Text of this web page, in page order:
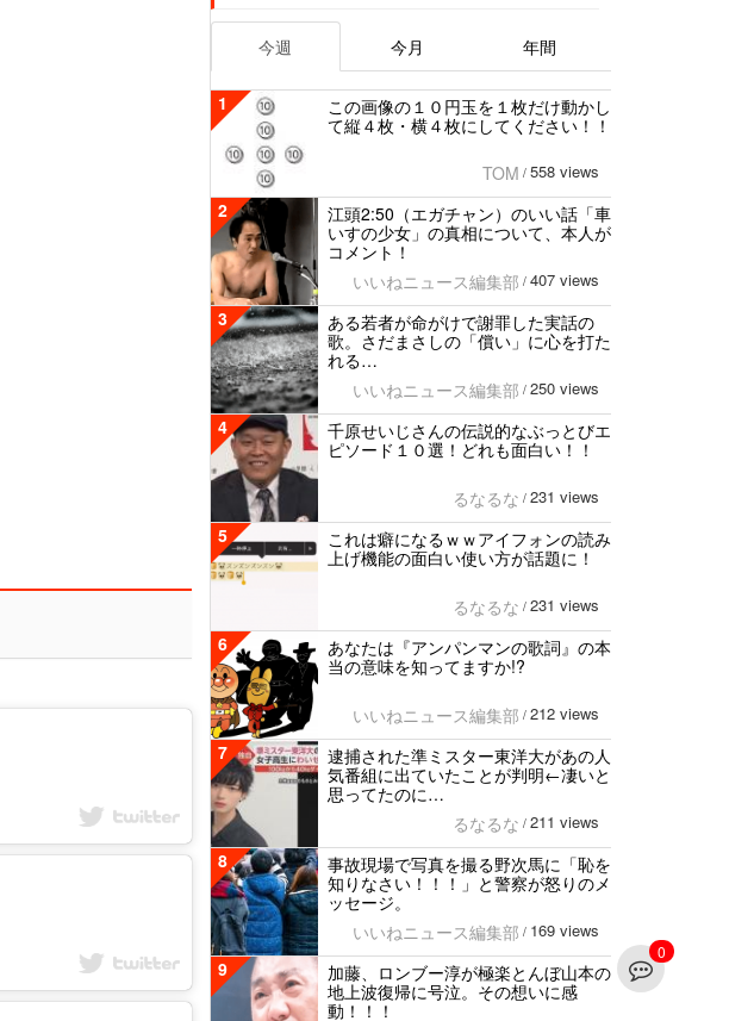
0
今週 今月 年間
1
この画像の１０円玉を１枚だけ動かし
て縦４枚・横４枚にしてください！！
TOM / 558 views
2
江頭2:50（エガチャン）のいい話「車
いすの少女」の真相について、本人が
コメント！
いいねニュース編集部 / 407 views
3
ある若者が命がけで謝罪した実話の
歌。さだまさしの「償い」に心を打た
れる…
いいねニュース編集部 / 250 views
4
千原せいじさんの伝説的なぶっとびエ
ピソード１０選！どれも面白い！！
るなるな / 231 views
5
これは癖になるｗｗアイフォンの読み
上げ機能の面白い使い方が話題に！
るなるな / 231 views
6
あなたは『アンパンマンの歌詞』の本
当の意味を知ってますか!?
いいねニュース編集部 / 212 views
7
逮捕された準ミスター東洋大があの人
気番組に出ていたことが判明←凄いと
思ってたのに…
るなるな / 211 views
8
事故現場で写真を撮る野次馬に「恥を
知りなさい！！！」と警察が怒りのメ
ッセージ。
いいねニュース編集部 / 169 views
9
加藤、ロンブー淳が極楽とんぼ山本の
地上波復帰に号泣。その想いに感
動！！！